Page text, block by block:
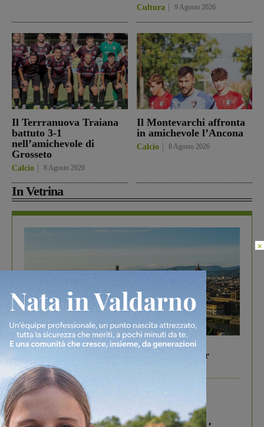
Cultura 9 Agosto 2026
Il Terrranuova Traiana
battuto 3-1
nell’amichevole di
Grosseto
Calcio 8 Agosto 2026
Il Montevarchi affronta
in amichevole l’Ancona
Calcio 8 Agosto 2026
In Vetrina
In vetrina 6 Agosto 2026
Gita di famiglia a Firenze: 5 idee per far
divertire i tuoi figli
×